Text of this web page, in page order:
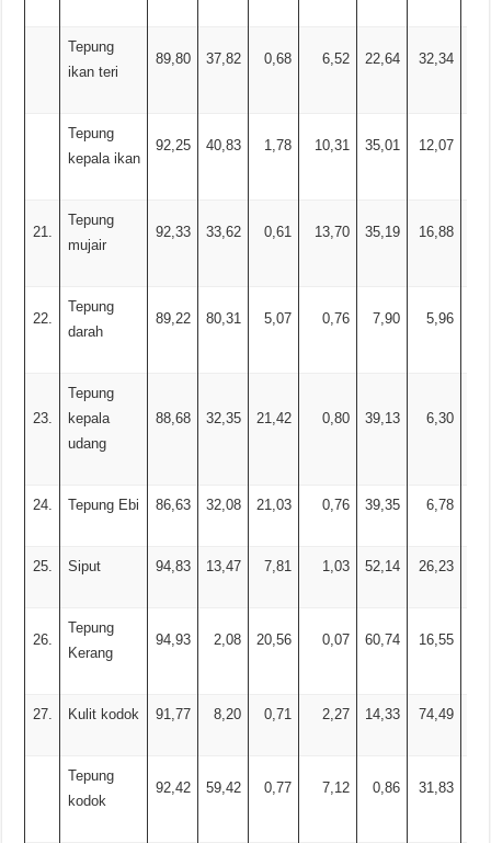
Tepung
ikan teri
89,80 37,82 0,68 6,52 22,64 32,34
Tepung
kepala ikan
92,25 40,83 1,78 10,31 35,01 12,07
21.
Tepung
mujair
92,33 33,62 0,61 13,70 35,19 16,88
22.
Tepung
darah
89,22 80,31 5,07 0,76 7,90 5,96
23.
Tepung
kepala
udang
88,68 32,35 21,42 0,80 39,13 6,30
24. Tepung Ebi 86,63 32,08 21,03 0,76 39,35 6,78
25. Siput 94,83 13,47 7,81 1,03 52,14 26,23
26.
Tepung
Kerang
94,93 2,08 20,56 0,07 60,74 16,55
27. Kulit kodok 91,77 8,20 0,71 2,27 14,33 74,49
Tepung
kodok
92,42 59,42 0,77 7,12 0,86 31,83